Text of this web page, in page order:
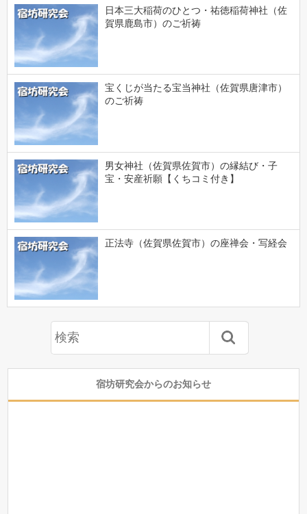
日本三大稲荷のひとつ・祐徳稲荷神社（佐
賀県鹿島市）のご祈祷
宝くじが当たる宝当神社（佐賀県唐津市）
のご祈祷
男女神社（佐賀県佐賀市）の縁結び・子
宝・安産祈願【くちコミ付き】
正法寺（佐賀県佐賀市）の座禅会・写経会
宿坊研究会からのお知らせ